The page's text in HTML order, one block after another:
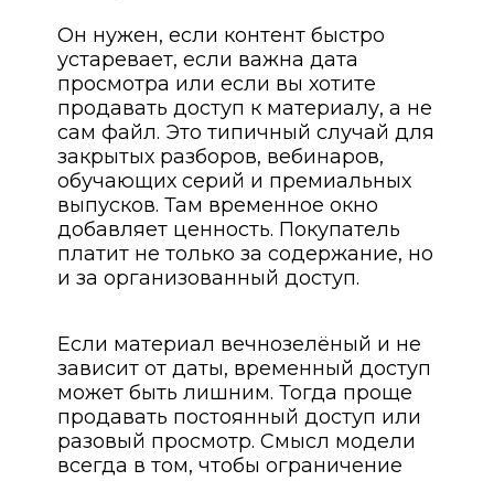
Он нужен, если контент быстро
устаревает, если важна дата
просмотра или если вы хотите
продавать доступ к материалу, а не
сам файл. Это типичный случай для
закрытых разборов, вебинаров,
обучающих серий и премиальных
выпусков. Там временное окно
добавляет ценность. Покупатель
платит не только за содержание, но
и за организованный доступ.
Если материал вечнозелёный и не
зависит от даты, временный доступ
может быть лишним. Тогда проще
продавать постоянный доступ или
разовый просмотр. Смысл модели
всегда в том, чтобы ограничение